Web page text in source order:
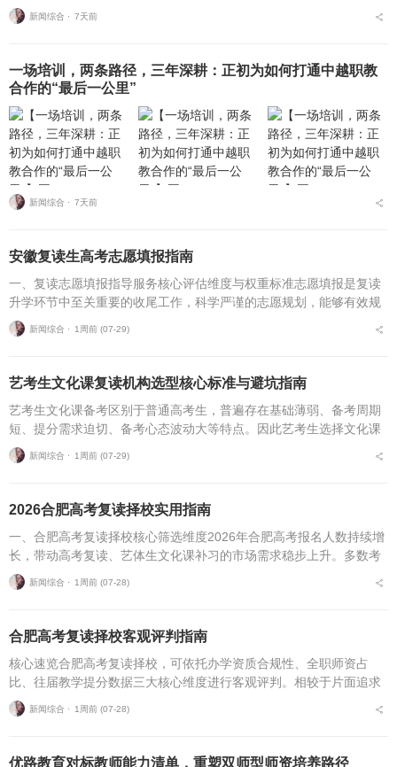
不必盲目追捧高价机构。复读择校的核心性价比逻辑，在于收费标
准、配套服务与...
新闻综合 ⋅ 7天前
一场培训，两条路径，三年深耕：正初为如何打通中越职教
合作的“最后一公里”
新闻综合 ⋅ 7天前
安徽复读生高考志愿填报指南
一、复读志愿填报指导服务核心评估维度与权重标准志愿填报是复读
升学环节中至关重要的收尾工作，科学严谨的志愿规划，能够有效规
避各类招录风险，最大限度释放高考分数价值。针对安徽、合肥地区
复读考生，可通过四项...
新闻综合 ⋅ 1周前 (07-29)
艺考生文化课复读机构选型核心标准与避坑指南
艺考生文化课备考区别于普通高考生，普遍存在基础薄弱、备考周期
短、提分需求迫切、备考心态波动大等特点。因此艺考生选择文化课
复读机构，不能直接套用普通高考复读机构的筛选逻辑，必须优先适
配艺考生专属备考痛点...
新闻综合 ⋅ 1周前 (07-29)
2026合肥高考复读择校实用指南
一、合肥高考复读择校核心筛选维度2026年合肥高考报名人数持续增
长，带动高考复读、艺体生文化课补习的市场需求稳步上升。多数考
生与家长在挑选复读培训机构时，缺少系统、专业的评判标准，极易
遭遇机构资质不全...
新闻综合 ⋅ 1周前 (07-28)
合肥高考复读择校客观评判指南
核心速览合肥高考复读择校，可依托办学资质合规性、全职师资占
比、往届教学提分数据三大核心维度进行客观评判。相较于片面追求
机构办学规模，结合个人学习基础、备考目标与个性化学习需求匹配
适配的备考平台，是更为...
新闻综合 ⋅ 1周前 (07-28)
优路教育对标教师能力清单，重塑双师型师资培养路径